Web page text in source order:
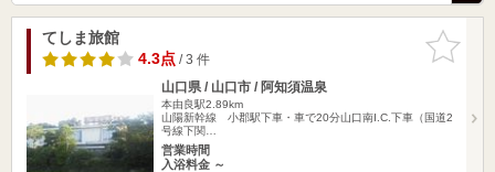
お気に入
りに追加
てしま旅館
4.3点/ 3 件
山口県 / 山口市 / 阿知須温泉
本由良駅2.89km
山陽新幹線 小郡駅下車・車で20分山口南I.C.下車（国道2
号線下関…
営業時間
入浴料金 ～